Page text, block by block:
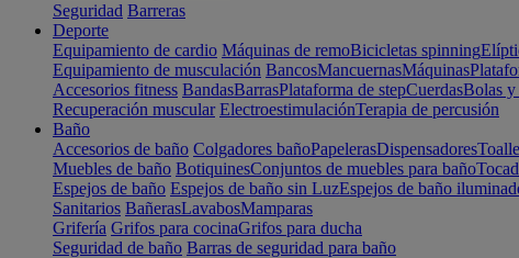
Seguridad Barreras
Deporte
Equipamiento de cardio Máquinas de remoBicicletas spinning
Equipamiento de musculación BancosMancuernasMáquinas
Accesorios fitness BandasBarrasPlataforma de stepCuerdasBolas y
Recuperación muscular ElectroestimulaciónTerapia de percusión
Baño
Accesorios de baño Colgadores bañoPapelerasDispensadores
Muebles de baño BotiquinesConjuntos de muebles para baño
Espejos de baño Espejos de baño sin LuzEspejos de baño
Sanitarios BañerasLavabosMamparas
Grifería Grifos para cocinaGrifos para ducha
Seguridad de baño Barras de seguridad para baño